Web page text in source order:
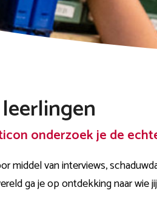
onderzoek je de
middel van interviews,
ga je op ontdekking naar wie